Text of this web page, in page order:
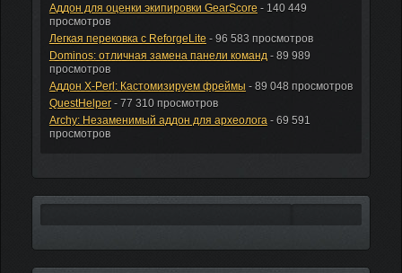
Аддон для оценки экипировки GearScore - 140 449
просмотров
Легкая перековка с ReforgeLite - 96 583 просмотров
Dominos: отличная замена панели команд- 89 989
просмотров
Аддон X-Perl: Кастомизируем фреймы - 89 048 просмотров
QuestHelper- 77 310 просмотров
Archy: Незаменимый аддон для археолога- 69 591
просмотров